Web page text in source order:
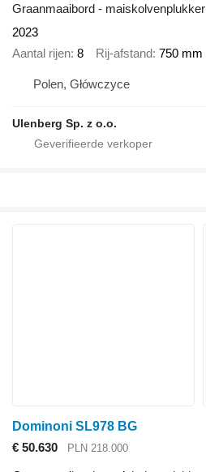
Graanmaaibord - maiskolvenplukker
2023
Aantal rijen 8 Rij-afstand 750 mm
Polen, Główczyce
Ulenberg Sp. z o.o.
Dominoni SL978 BG
€ 50.630
PLN 218.000